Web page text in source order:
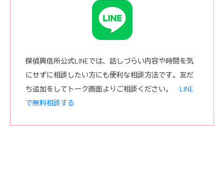
探偵興信所公式LINEでは、話しづらい内容や時間を気
にせずに相談したい方にも便利な相談方法です。友だ
ち追加をしてトーク画面よりご相談ください。 LINE
で無料相談する